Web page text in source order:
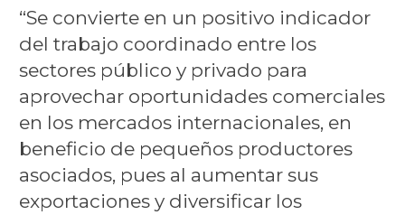
“Se convierte en un positivo indicador
del trabajo coordinado entre los
sectores público y privado para
aprovechar oportunidades comerciales
en los mercados internacionales, en
beneficio de pequeños productores
asociados, pues al aumentar sus
exportaciones y diversificar los